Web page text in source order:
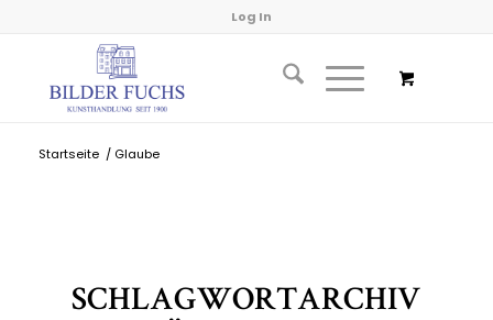
Log In
Startseite / Glaube
SCHLAGWORTARCHIV